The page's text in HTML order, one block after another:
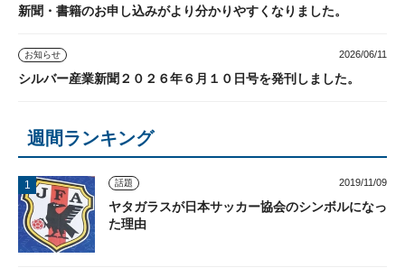
新聞・書籍のお申し込みがより分かりやすくなりました。
お知らせ 2026/06/11
シルバー産業新聞２０２６年６月１０日号を発刊しました。
週間ランキング
話題 2019/11/09
ヤタガラスが日本サッカー協会のシンボルになっ
た理由